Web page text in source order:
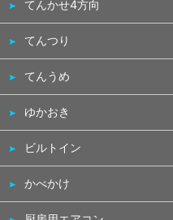
てんかせ4方向
てんつり
てんうめ
ゆかおき
ビルトイン
かべかけ